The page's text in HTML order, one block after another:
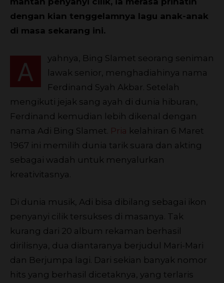
dengan kian tenggelamnya lagu anak-anak
di masa sekarang ini.
A
yahnya, Bing Slamet seorang seniman
lawak senior, menghadiahinya nama
Ferdinand Syah Akbar. Setelah
mengikuti jejak sang ayah di dunia hiburan,
Ferdinand kemudian lebih dikenal dengan
nama Adi Bing Slamet. Pria kelahiran 6 Maret
1967 ini memilih dunia tarik suara dan akting
sebagai wadah untuk menyalurkan
kreativitasnya.
Di dunia musik, Adi bisa dibilang sebagai ikon
penyanyi cilik tersukses di masanya. Tak
kurang dari 20 album rekaman berhasil
dirilisnya, dua diantaranya berjudul Mari-Mari
dan Berjumpa lagi. Dari sekian banyak nomor
hits yang berhasil dicetaknya, yang terlaris